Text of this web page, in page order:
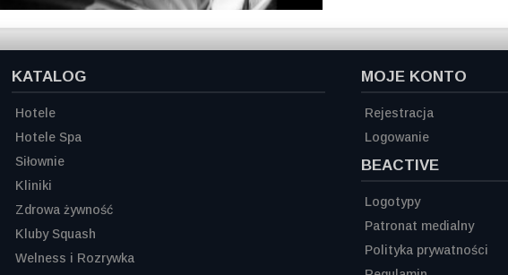
KATALOG
Hotele
Hotele Spa
Siłownie
Kliniki
Zdrowa żywność
Kluby Squash
Welness i Rozrywka
MOJE KONTO
Rejestracja
Logowanie
BEACTIVE
Logotypy
Patronat medialny
Polityka prywatności